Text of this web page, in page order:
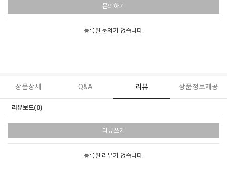
문의하기
등록된 문의가 없습니다.
상품상세 Q&A 리뷰 상품정보제공
리뷰보드(0)
리뷰쓰기
등록된 리뷰가 없습니다.